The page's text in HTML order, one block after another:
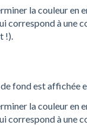
la couleur en
correspond à une
!).
fond est affichée
la couleur en
correspond à une